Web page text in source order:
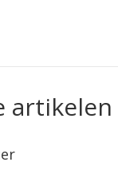
artikelen